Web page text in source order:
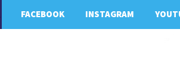
FACEBOOK INSTAGRAM